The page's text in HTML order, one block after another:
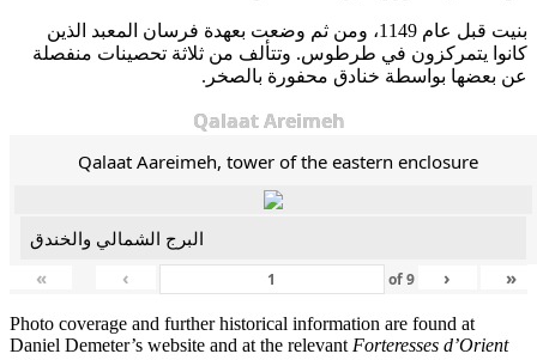
بنيت قبل عام 1149، ومن ثم وضعت بعهدة فرسان المعبد الذين
كانوا يتمركزون في طرطوس. وتتألف من ثلاثة تحصينات منفصلة
عن بعضها بواسطة خنادق محفورة بالصخر.
Qalaat Areimeh
Qalaat Aareimeh, tower of the eastern enclosure
البرج الشمالي والخندق
«
‹ of9 › »
Photo coverage and further historical information are found at
Daniel Demeter’s website and at the relevant Forteresses d’Orient